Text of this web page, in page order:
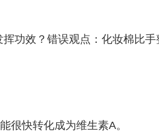
功效？错误观点：化妆棉比
很快转化成为维生素A。